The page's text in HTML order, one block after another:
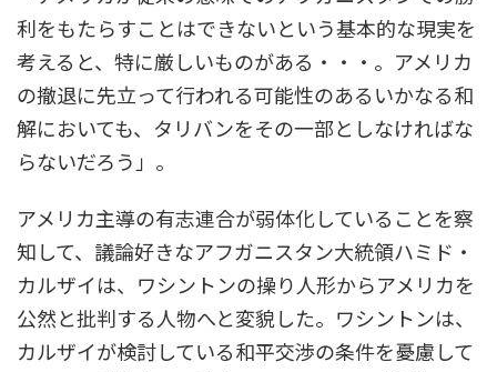
利をもたらすことはできないという基本的な現実を
考えると、特に厳しいものがある・・・。アメリカ
の撤退に先立って行われる可能性のあるいかなる和
解においても、タリバンをその一部としなければな
らないだろう」。
アメリカ主導の有志連合が弱体化していることを察
知して、議論好きなアフガニスタン大統領ハミド・
カルザイは、ワシントンの操り人形からアメリカを
公然と批判する人物へと変貌した。ワシントンは、
カルザイが検討している和平交渉の条件を憂慮して